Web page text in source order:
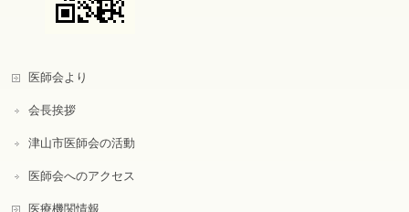
医師会より
会長挨拶
津山市医師会の活動
医師会へのアクセス